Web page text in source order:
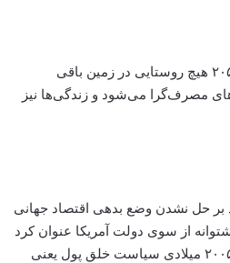
وی در ادامه افزود: در سال ۲۰۵۰ هیچ روستایی در زمین باقی
مصرف‌گرا می‌شود و زندگی‌ها نیز
بر حل نشدن وضع بدهی اقتصاد جهانی
از سوی دولت آمریکا عنوان کرد
و گفت: دولت آمریکا از سال ۲۰۰۵ میلادی سیاست خلق پول یعنی